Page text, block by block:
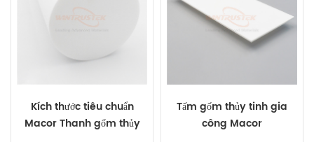
Kích thước tiêu chuẩn
Macor Thanh gốm thủy
Tấm gốm thủy tinh gia
công Macor